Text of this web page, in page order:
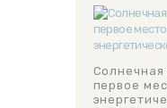
Солнечная
первое